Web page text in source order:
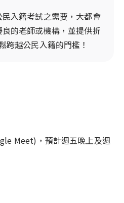
入籍考試之需要，大都會
的老師或機構，並提供折
跨越公民入籍的門檻！
Meet)，預計週五晚上及週